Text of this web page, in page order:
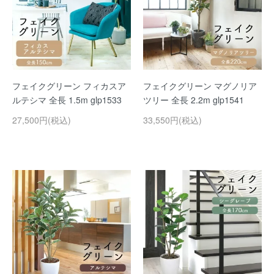
フェイクグリーン フィカスア
ルテシマ 全長 1.5m glp1533
27,500円(税込)
フェイクグリーン マグノリア
ツリー 全長 2.2m glp1541
33,550円(税込)